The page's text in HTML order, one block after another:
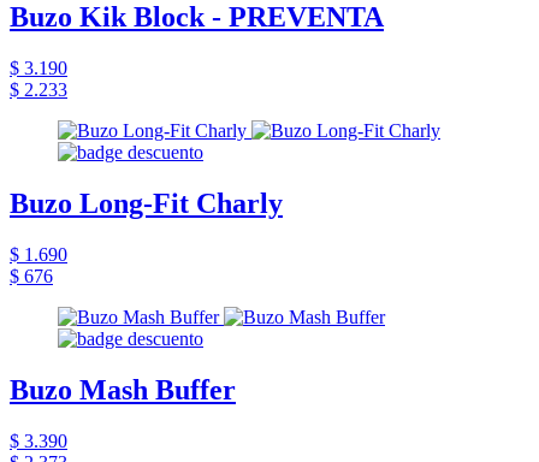
Buzo Kik Block - PREVENTA
$ 3.190
$ 2.233
Buzo Long-Fit Charly
$ 1.690
$ 676
Buzo Mash Buffer
$ 3.390